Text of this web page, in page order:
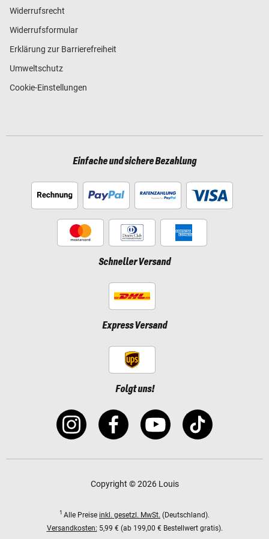
Widerrufsrecht
Widerrufsformular
Erklärung zur Barrierefreiheit
Umweltschutz
Cookie-Einstellungen
Einfache und sichere Bezahlung
Schneller Versand
Express Versand
Folgt uns!
Copyright © 2026 Louis
1 Alle Preise inkl. gesetzl. MwSt. (Deutschland).
Versandkosten: 5,99 € (ab 199,00 € Bestellwert gratis).